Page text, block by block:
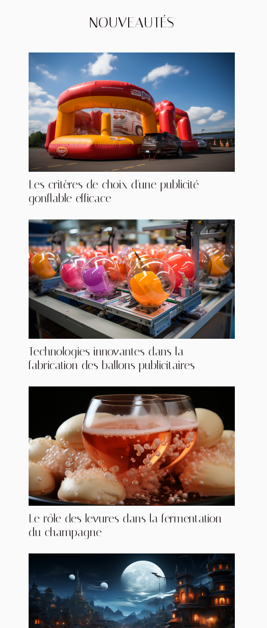
NOUVEAUTÉS
Les critères de choix d'une publicité
gonflable efficace
Technologies innovantes dans la
fabrication des ballons publicitaires
Le rôle des levures dans la fermentation
du champagne